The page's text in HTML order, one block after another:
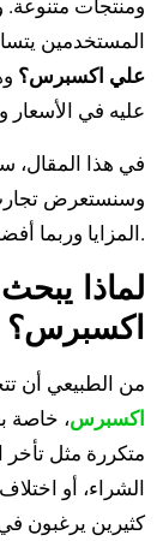
ومنتجات متنوعة.
المستخدمين
علي اكسبرس؟
عليه في
في هذا المقال،
وسنستعرض
المزايا وربما أفضل من علي اكسبرس في بعض الجوانب.
لماذا
اكسبرس؟
من الطبيعي أن
اكسبرس، خاصة
متكررة مثل
الشراء، أو
كثيرين يرغبون